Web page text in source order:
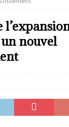
nouvel